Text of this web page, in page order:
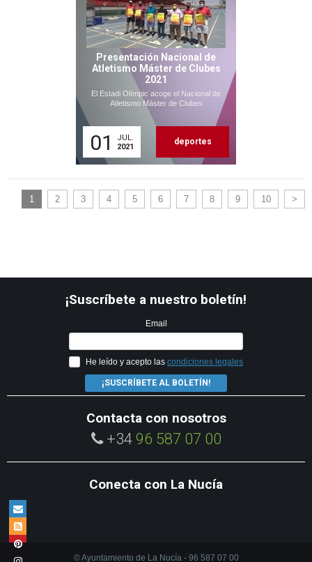
Presentación Nacional de
Atletismo Máster de Clubes
2021
El Estadi Olímpic acoge el Nacional de
Atletismo Máster de Clubes
01
JUL.
2021
deportes
1 2 3 4 5 6 7 8 9 10 >
¡Suscríbete a nuestro boletín!
Email
He leído y acepto las condiciones legales
¡SUSCRÍBETE AL BOLETÍN!
Contacta con nosotros
+34 96 587 07 00
Conecta con La Nucía
© Ayuntamiento de La Nucía - 96 587 07 00